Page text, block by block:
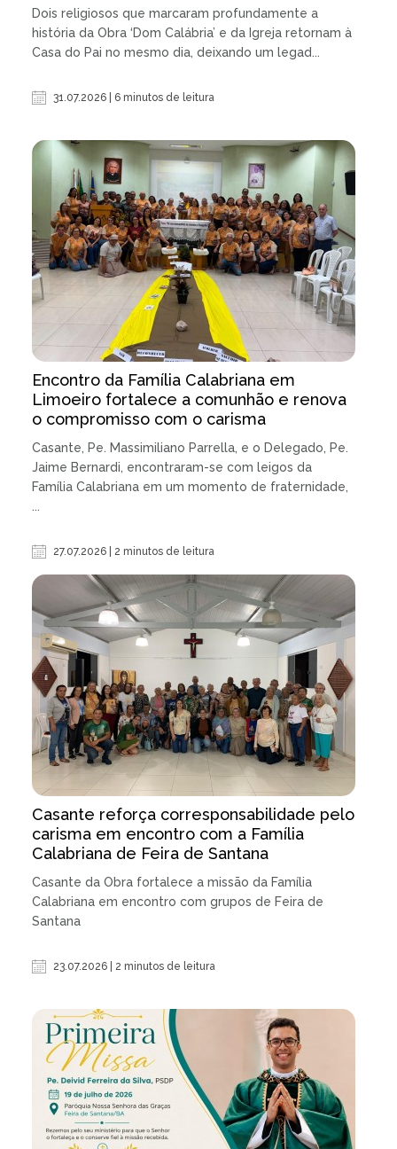
Dois religiosos que marcaram profundamente a
história da Obra ‘Dom Calábria’ e da Igreja retornam à
Casa do Pai no mesmo dia, deixando um legad...
31.07.2026 | 6 minutos de leitura
Encontro da Família Calabriana em
Limoeiro fortalece a comunhão e renova
o compromisso com o carisma
Casante, Pe. Massimiliano Parrella, e o Delegado, Pe.
Jaime Bernardi, encontraram-se com leigos da
Família Calabriana em um momento de fraternidade,
...
27.07.2026 | 2 minutos de leitura
Casante reforça corresponsabilidade pelo
carisma em encontro com a Família
Calabriana de Feira de Santana
Casante da Obra fortalece a missão da Família
Calabriana em encontro com grupos de Feira de
Santana
23.07.2026 | 2 minutos de leitura